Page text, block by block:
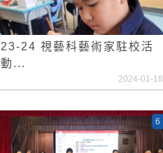
23-24 視藝科藝術家駐校活
動...
2024-01-18
6